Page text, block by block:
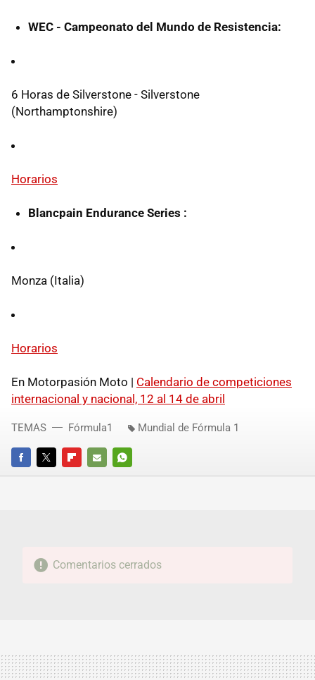
WEC - Campeonato del Mundo de Resistencia:
6 Horas de Silverstone - Silverstone
(Northamptonshire)
Horarios
Blancpain Endurance Series :
Monza (Italia)
Horarios
En Motorpasión Moto | Calendario de competiciones
internacional y nacional, 12 al 14 de abril
FACEBOOKTWITTERFLIPBOARD
E-
WHATSAPP
TEMAS Fórmula1 Mundial de Fórmula 1
Comentarios cerrados